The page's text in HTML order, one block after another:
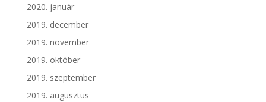
2020. január
2019. december
2019. november
2019. október
2019. szeptember
2019. augusztus